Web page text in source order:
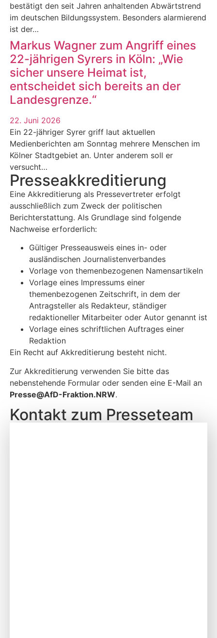
bestätigt den seit Jahren anhaltenden Abwärtstrend
im deutschen Bildungssystem. Besonders alarmierend
ist der…
Markus Wagner zum Angriff eines
22-jährigen Syrers in Köln: „Wie
sicher unsere Heimat ist,
entscheidet sich bereits an der
Landesgrenze.“
22. Juni 2026
Ein 22-jähriger Syrer griff laut aktuellen
Medienberichten am Sonntag mehrere Menschen im
Kölner Stadtgebiet an. Unter anderem soll er
versucht…
Presse­akkreditierung
Eine Akkreditierung als Pressevertreter erfolgt
ausschließlich zum Zweck der politischen
Berichterstattung. Als Grundlage sind folgende
Nachweise erforderlich:
Gültiger Presseausweis eines in- oder
ausländischen Journalistenverbandes
Vorlage von themenbezogenen Namensartikeln
Vorlage eines Impressums einer
themenbezogenen Zeitschrift, in dem der
Antragsteller als Redakteur, ständiger
redaktioneller Mitarbeiter oder Autor genannt ist
Vorlage eines schriftlichen Auftrages einer
Redaktion
Ein Recht auf Akkreditierung besteht nicht.
Zur Akkreditierung verwenden Sie bitte das
nebenstehende Formular oder senden eine E-Mail an
Presse@AfD-Fraktion.NRW.
Kontakt zum Presseteam